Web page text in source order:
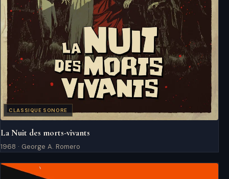
CLASSIQUE SONORE
La Nuit des morts-vivants
1968 · George A. Romero